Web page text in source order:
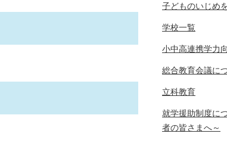
子どものいじめ
学校一覧
小中高連携学力
総合教育会議に
立科教育
就学援助制度に
者の皆さまへ～